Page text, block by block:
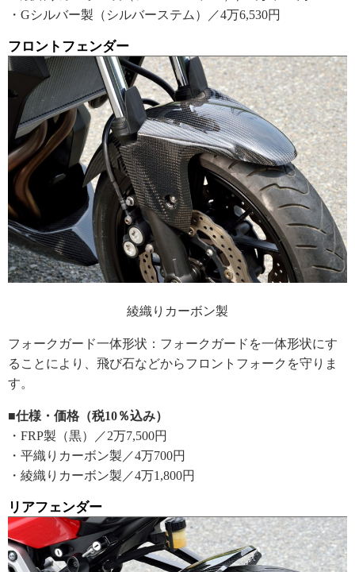
・Gシルバー製（シルバーステム）／4万6,530円
フロントフェンダー
綾織りカーボン製
フォークガード一体形状：フォークガードを一体形状にす
ることにより、飛び石などからフロントフォークを守りま
す。
■仕様・価格（税10％込み）
・FRP製（黒）／2万7,500円
・平織りカーボン製／4万700円
・綾織りカーボン製／4万1,800円
リアフェンダー